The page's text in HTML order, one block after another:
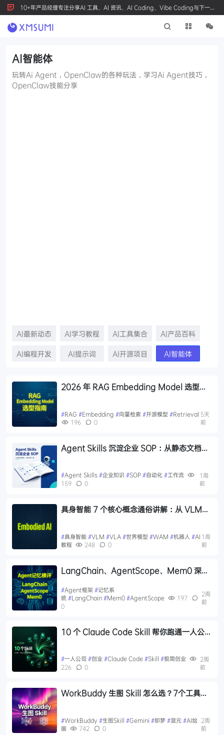
10+年产品经理专注分享AI 工具、AI 资讯、AI Coding、Vibe Coding与下一代
产品创新，按 Ctrl+D 收藏我们
AI智能体
玩转Ai Agent，OpenClaw的各种玩法，学习Ai Agent技巧，
OpenClaw技能分享
AI最新动态 AI学习教程 AI工具集合 AI产品百科
AI编程开发 AI提示词 AI开源项目 AI智能体
2026 年 RAG Embedding Model 选型指
#RAG #Embedding #向量检索 #开源模型 #Retrieval
196
0
5天
前
Agent Skills 沉淀企业 SOP：从静态文档到
#Agent Skills #企业知识 #SOP #自动化 #工作流
159
0
1周
前
具身智能 7 个核心概念通俗讲解：从 VLM、
#具身智能 #VLM #VLA #世界模型 #WAM #机器人 #AI
教程
248 0
1周
前
LangChain、AgentScope、Mem0 深度
#Agent框架 #记忆系
统 #LangChain #Mem0 #AgentScope
197
0
2周
前
10 个 Claude Code Skill 帮你跑通一人公司
#一人公司 #创业 #Claude Code #Skill #极简创业
226
0
2周
前
WorkBuddy 生图 Skill 怎么选？7个工具和
#WorkBuddy #生图Skill #Gemini #即梦 #混元 #AI绘
画
742 0
2周
前